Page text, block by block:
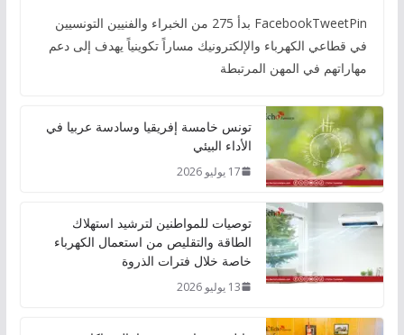
FacebookTweetPin بدأ 275 من الخبراء والفنيين التونسيين
في قطاعي الكهرباء والإلكترونيك مساراً تكوينياً يهدف إلى دعم
مهاراتهم في المهن المرتبطة
تونس خامسة إفريقيا وسادسة عربيا في
الأداء البيئي
17 يوليو 2026
توصيات للمواطنين لترشيد استهلاك
الطاقة والتقليص من استعمال الكهرباء
خاصة خلال فترات الذروة
13 يوليو 2026